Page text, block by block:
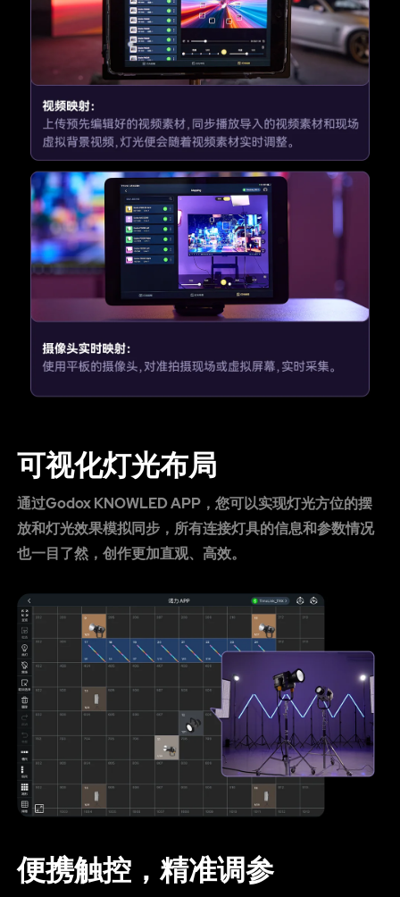
可视化灯光布局
通过Godox KNOWLED APP，您可以实现灯光方位的摆
放和灯光效果模拟同步，所有连接灯具的信息和参数情况
也一目了然，创作更加直观、高效。
便携触控，精准调参